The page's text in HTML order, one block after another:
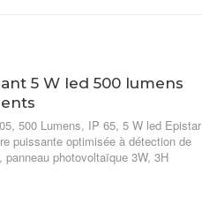
5 W led 500 lumens
500 Lumens, IP 65, 5 W led Epistar
puissante optimisée à détection de
photovoltaïque 3W, 3H